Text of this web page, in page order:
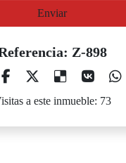
Enviar
Z-898
a este inmueble: 73